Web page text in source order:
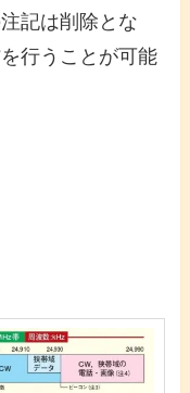
記は削除とな
行うことが可能